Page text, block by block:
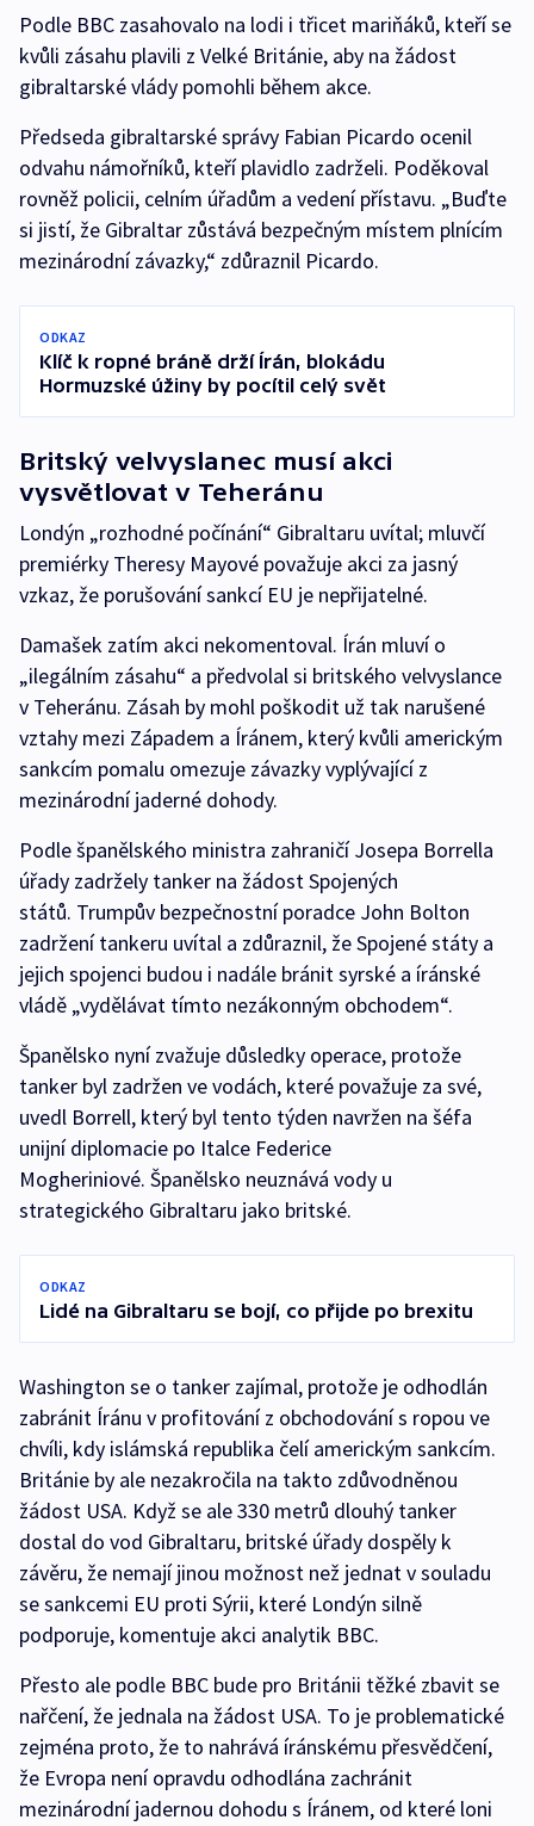
Podle BBC zasahovalo na lodi i třicet mariňáků, kteří se
kvůli zásahu plavili z Velké Británie, aby na žádost
gibraltarské vlády pomohli během akce.
Předseda gibraltarské správy Fabian Picardo ocenil
odvahu námořníků, kteří plavidlo zadrželi. Poděkoval
rovněž policii, celním úřadům a vedení přístavu. „Buďte
si jistí, že Gibraltar zůstává bezpečným místem plnícím
mezinárodní závazky,“ zdůraznil Picardo.
ODKAZ
Klíč k ropné bráně drží Írán, blokádu
Hormuzské úžiny by pocítil celý svět
Britský velvyslanec musí akci
vysvětlovat v Teheránu
Londýn „rozhodné počínání“ Gibraltaru uvítal; mluvčí
premiérky Theresy Mayové považuje akci za jasný
vzkaz, že porušování sankcí EU je nepřijatelné.
Damašek zatím akci nekomentoval. Írán mluví o
„ilegálním zásahu“ a předvolal si britského velvyslance
v Teheránu. Zásah by mohl poškodit už tak narušené
vztahy mezi Západem a Íránem, který kvůli americkým
sankcím pomalu omezuje závazky vyplývající z
mezinárodní jaderné dohody.
Podle španělského ministra zahraničí Josepa Borrella
úřady zadržely tanker na žádost Spojených
států. Trumpův bezpečnostní poradce John Bolton
zadržení tankeru uvítal a zdůraznil, že Spojené státy a
jejich spojenci budou i nadále bránit syrské a íránské
vládě „vydělávat tímto nezákonným obchodem“.
Španělsko nyní zvažuje důsledky operace, protože
tanker byl zadržen ve vodách, které považuje za své,
uvedl Borrell, který byl tento týden navržen na šéfa
unijní diplomacie po Italce Federice
Mogheriniové. Španělsko neuznává vody u
strategického Gibraltaru jako britské.
ODKAZ
Lidé na Gibraltaru se bojí, co přijde po brexitu
Washington se o tanker zajímal, protože je odhodlán
zabránit Íránu v profitování z obchodování s ropou ve
chvíli, kdy islámská republika čelí americkým sankcím.
Británie by ale nezakročila na takto zdůvodněnou
žádost USA. Když se ale 330 metrů dlouhý tanker
dostal do vod Gibraltaru, britské úřady dospěly k
závěru, že nemají jinou možnost než jednat v souladu
se sankcemi EU proti Sýrii, které Londýn silně
podporuje, komentuje akci analytik BBC.
Přesto ale podle BBC bude pro Británii těžké zbavit se
nařčení, že jednala na žádost USA. To je problematické
zejména proto, že to nahrává íránskému přesvědčení,
že Evropa není opravdu odhodlána zachránit
mezinárodní jadernou dohodu s Íránem, od které loni